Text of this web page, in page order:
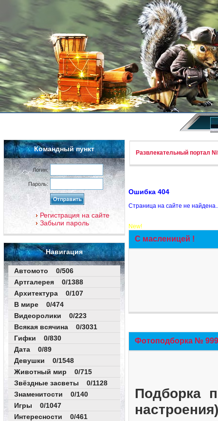
Командный пункт
Логин:
Пароль:
Регистрация на сайте
Забыли пароль
Навигация
Автомото 0/506
Артгалерея 0/1388
Архитектура 0/107
В мире 0/474
Видеоролики 0/223
Всякая всячина 0/3031
Гифки 0/830
Дата 0/89
Девушки 0/1548
Животный мир 0/715
Звёздные засветы 0/1128
Знаменитости 0/140
Игры 0/1047
Интересности 0/461
Развлекательный портал
Ошибка 404
Страница на сайте не
New!
С масленицей !
Фотоподборка №
Подборка